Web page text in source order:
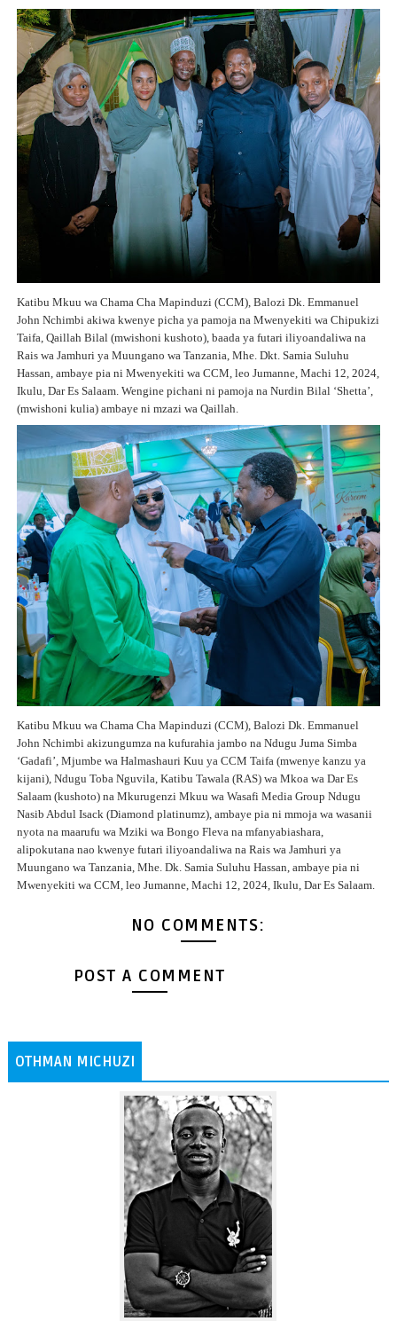
Katibu Mkuu wa Chama Cha Mapinduzi (CCM), Balozi Dk. Emmanuel
John Nchimbi akiwa kwenye picha ya pamoja na Mwenyekiti wa Chipukizi
Taifa, Qaillah Bilal (mwishoni kushoto), baada ya futari iliyoandaliwa na
Rais wa Jamhuri ya Muungano wa Tanzania, Mhe. Dkt. Samia Suluhu
Hassan, ambaye pia ni Mwenyekiti wa CCM, leo Jumanne, Machi 12, 2024,
Ikulu, Dar Es Salaam. Wengine pichani ni pamoja na Nurdin Bilal ‘Shetta’,
(mwishoni kulia) ambaye ni mzazi wa Qaillah.
Katibu Mkuu wa Chama Cha Mapinduzi (CCM), Balozi Dk. Emmanuel
John Nchimbi akizungumza na kufurahia jambo na Ndugu Juma Simba
‘Gadafi’, Mjumbe wa Halmashauri Kuu ya CCM Taifa (mwenye kanzu ya
kijani), Ndugu Toba Nguvila, Katibu Tawala (RAS) wa Mkoa wa Dar Es
Salaam (kushoto) na Mkurugenzi Mkuu wa Wasafi Media Group Ndugu
Nasib Abdul Isack (Diamond platinumz), ambaye pia ni mmoja wa wasanii
nyota na maarufu wa Mziki wa Bongo Fleva na mfanyabiashara,
alipokutana nao kwenye futari iliyoandaliwa na Rais wa Jamhuri ya
Muungano wa Tanzania, Mhe. Dk. Samia Suluhu Hassan, ambaye pia ni
Mwenyekiti wa CCM, leo Jumanne, Machi 12, 2024, Ikulu, Dar Es Salaam.
NO COMMENTS:
POST A COMMENT
OTHMAN MICHUZI